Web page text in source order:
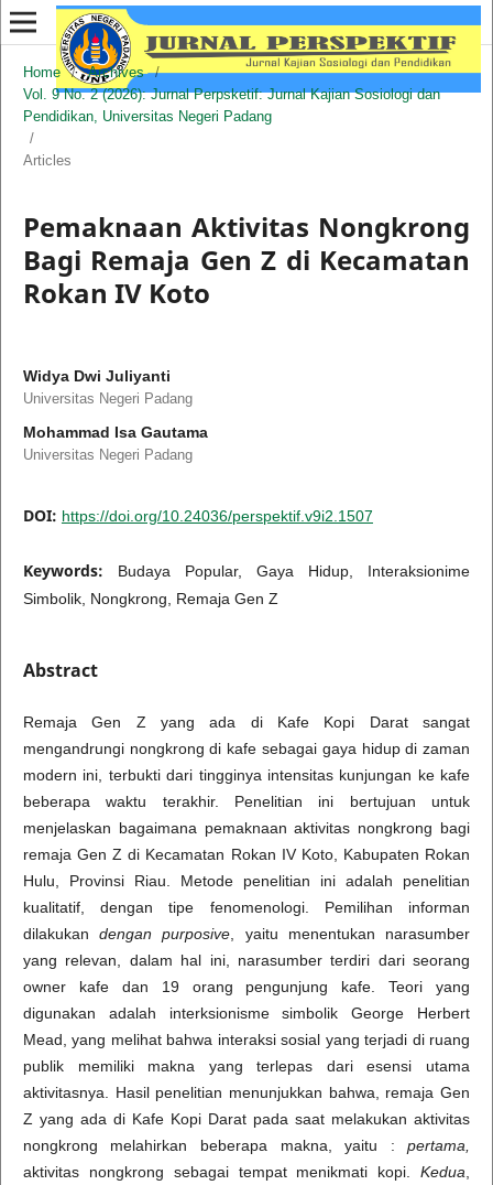
Home / Archives
/
Vol. 9 No. 2 (2026): Jurnal Perpsketif: Jurnal Kajian Sosiologi dan
Pendidikan, Universitas Negeri Padang
/
Articles
Pemaknaan Aktivitas Nongkrong
Bagi Remaja Gen Z di Kecamatan
Rokan IV Koto
Widya Dwi Juliyanti
Universitas Negeri Padang
Mohammad Isa Gautama
Universitas Negeri Padang
DOI: https://doi.org/10.24036/perspektif.v9i2.1507
Keywords:
Budaya Popular, Gaya Hidup, Interaksionime
Simbolik, Nongkrong, Remaja Gen Z
Abstract
Remaja Gen Z yang ada di Kafe Kopi Darat sangat
mengandrungi nongkrong di kafe sebagai gaya hidup di zaman
modern ini, terbukti dari tingginya intensitas kunjungan ke kafe
beberapa waktu terakhir. Penelitian ini bertujuan untuk
menjelaskan bagaimana pemaknaan aktivitas nongkrong bagi
remaja Gen Z di Kecamatan Rokan IV Koto, Kabupaten Rokan
Hulu, Provinsi Riau. Metode penelitian ini adalah penelitian
kualitatif, dengan tipe fenomenologi. Pemilihan informan
dilakukandengan purposive , yaitu menentukan narasumber
yang relevan, dalam hal ini, narasumber terdiri dari seorang
owner kafe dan 19 orang pengunjung kafe. Teori yang
digunakan adalah interksionisme simbolik George Herbert
Mead, yang melihat bahwa interaksi sosial yang terjadi di ruang
publik memiliki makna yang terlepas dari esensi utama
aktivitasnya. Hasil penelitian menunjukkan bahwa, remaja Gen
Z yang ada di Kafe Kopi Darat pada saat melakukan aktivitas
nongkrong melahirkan beberapa makna, yaitu :pertama,
aktivitas nongkrong sebagai tempat menikmati kopi.
Kedua